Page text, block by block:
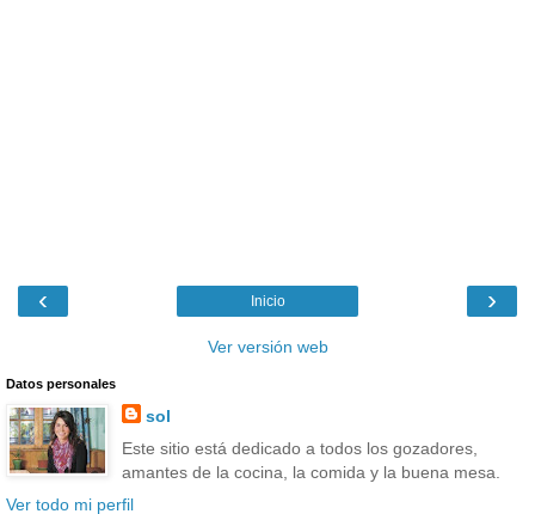
‹ ›
Inicio
Ver versión web
Datos personales
sol
Este sitio está dedicado a todos los gozadores,
amantes de la cocina, la comida y la buena mesa.
Ver todo mi perfil